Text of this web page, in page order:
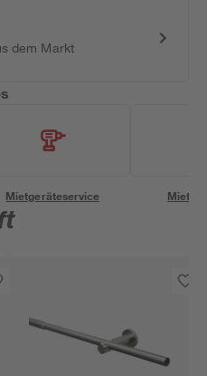
dem Markt
Mietgeräteservice